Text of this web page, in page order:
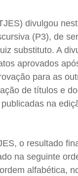
divulgou
(P3), de
substituto. A
aprovados
para as
de títulos e
na
o resultado
na seguinte
alfabética,